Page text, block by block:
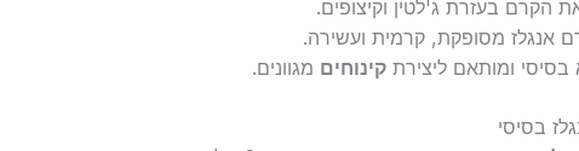
את הקרם בעזרת ג'לטין וקיצופים.
אנגלז מסופקת, קרמית ועשירה.
בסיסי ומותאם ליצירת קינוחים מגוונים.
בסיסי